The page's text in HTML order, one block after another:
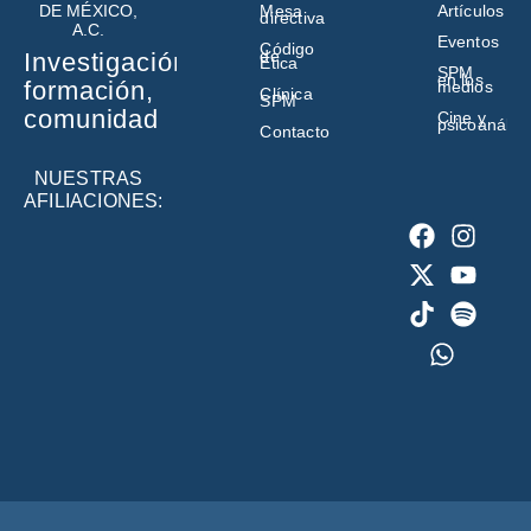
DE MÉXICO,
A.C.
Investigación,
formación,
comunidad
NUESTRAS
AFILIACIONES:
Mesa
directiva
Código
de
Ética
Clínica
SPM
Contacto
Artículos
Eventos
SPM
en los
medios
Cine y